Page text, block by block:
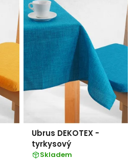
Ubrus DEKOTEX -
tyrkysový
Skladem